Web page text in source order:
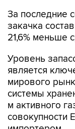
За последние
закачка
21,6% меньше
Уровень
является
мирового
системы
м активного
совокупности